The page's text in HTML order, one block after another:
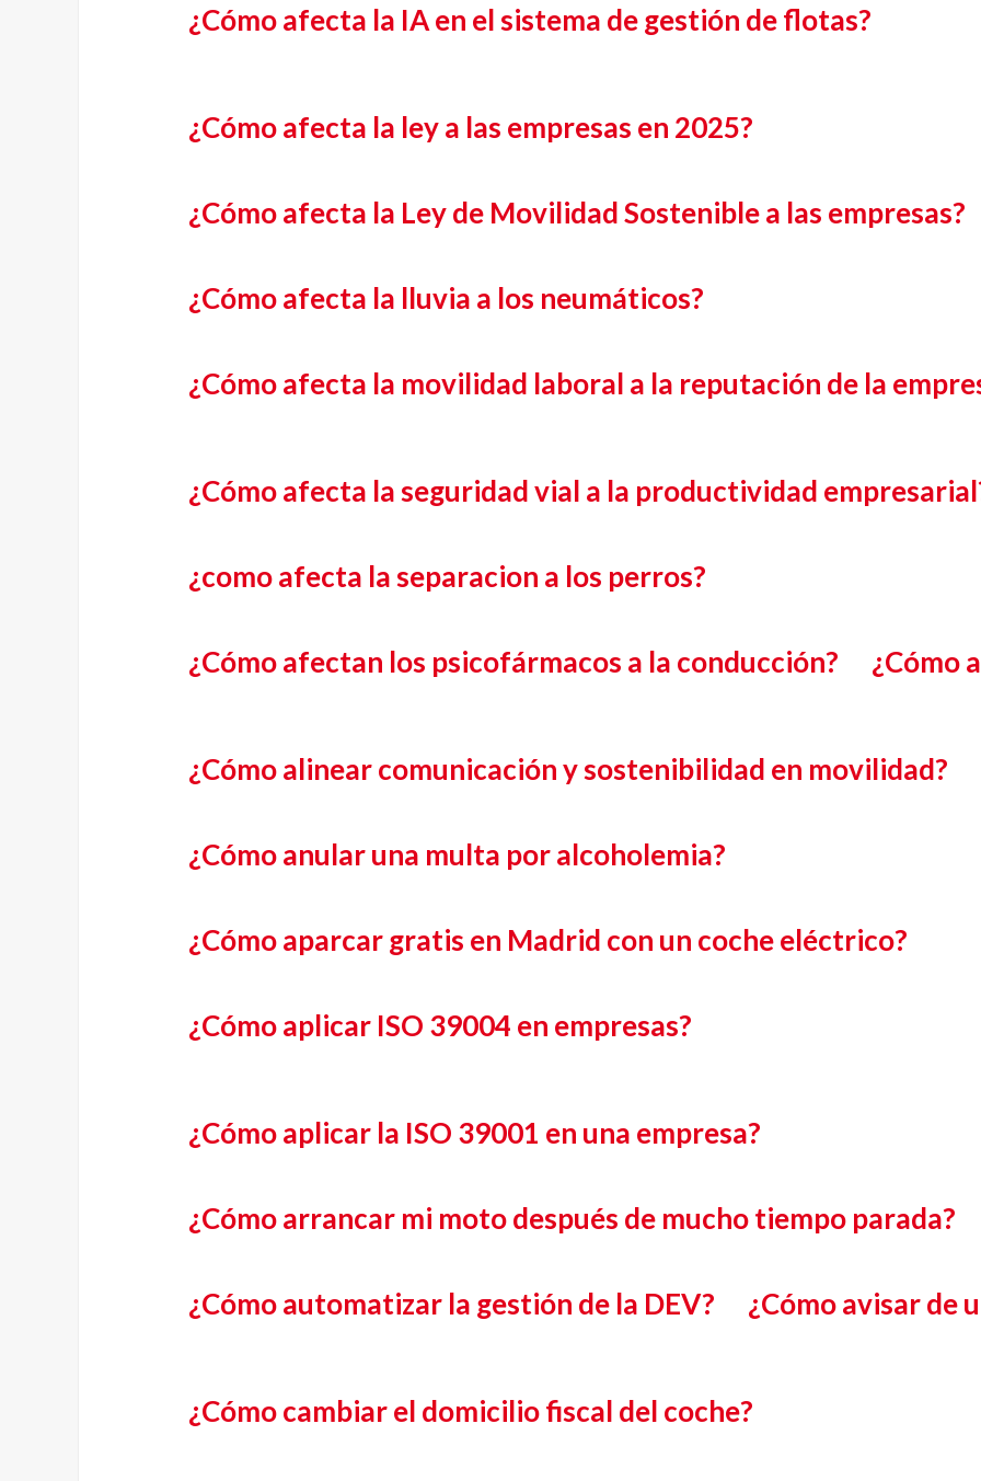
¿Cómo afecta la IA en el sistema de gestión de flotas?
¿Cómo afecta la ley a las empresas en 2025?
¿Cómo afecta la Ley de Movilidad Sostenible a las empresas?
¿Cómo afecta la lluvia a los neumáticos?
¿Cómo afecta la movilidad laboral a la reputación de la
¿Cómo afecta la seguridad vial a la productividad
¿como afecta la separacion a los perros?
¿Cómo afectan los psicofármacos a la conducción? ¿Cómo
¿Cómo alinear comunicación y sostenibilidad en movilidad?
¿Cómo anular una multa por alcoholemia?
¿Cómo aparcar gratis en Madrid con un coche eléctrico?
¿Cómo aplicar ISO 39004 en empresas?
¿Cómo aplicar la ISO 39001 en una empresa?
¿Cómo arrancar mi moto después de mucho tiempo parada?
¿Cómo automatizar la gestión de la DEV? ¿Cómo avisar de
¿Cómo cambiar el domicilio fiscal del coche?